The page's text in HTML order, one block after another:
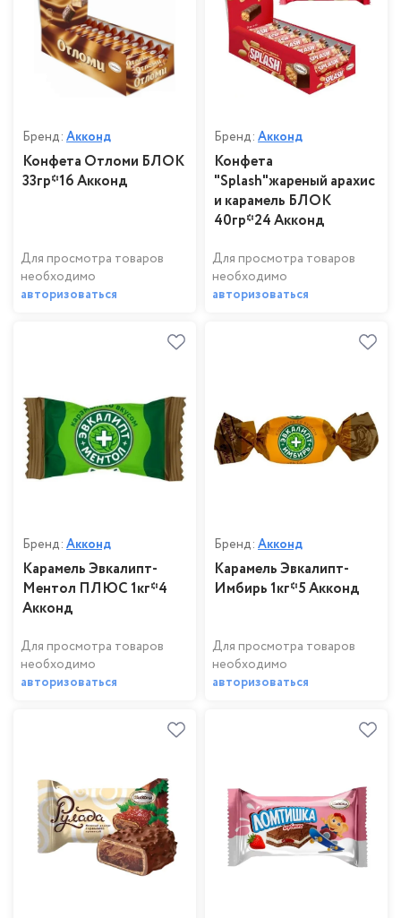
Бренд: Акконд
Конфета Отломи БЛОК
33гр*16 Акконд
Для просмотра товаров
необходимо
авторизоваться
Бренд: Акконд
Конфета
"Splash"жареный арахис
и карамель БЛОК
40гр*24 Акконд
Для просмотра товаров
необходимо
авторизоваться
Бренд: Акконд
Карамель Эвкалипт-
Ментол ПЛЮС 1кг*4
Акконд
Для просмотра товаров
необходимо
авторизоваться
Бренд: Акконд
Карамель Эвкалипт-
Имбирь 1кг*5 Акконд
Для просмотра товаров
необходимо
авторизоваться